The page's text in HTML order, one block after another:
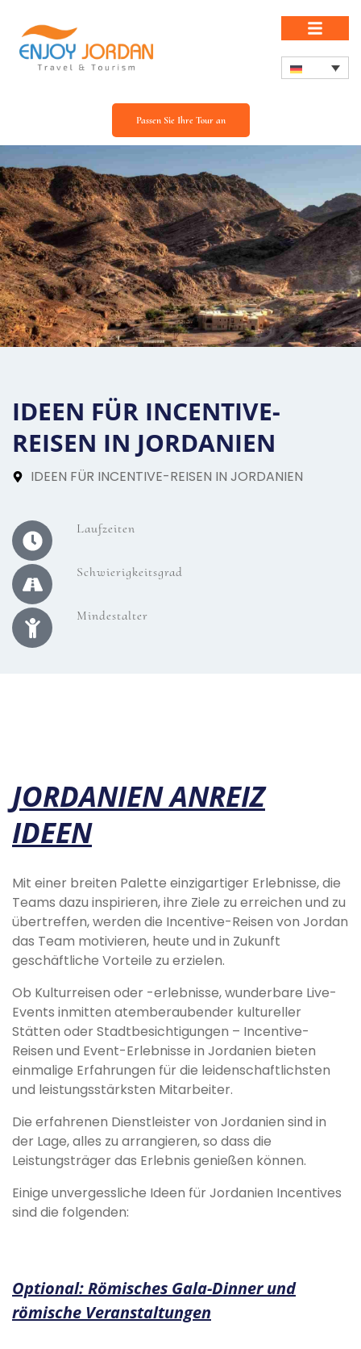
Passen Sie Ihre Tour an
IDEEN FÜR INCENTIVE-
REISEN IN JORDANIEN
IDEEN FÜR INCENTIVE-REISEN IN JORDANIEN
Laufzeiten
Schwierigkeitsgrad
Mindestalter
JORDANIEN ANREIZ
IDEEN
Mit einer breiten Palette einzigartiger Erlebnisse, die
Teams dazu inspirieren, ihre Ziele zu erreichen und zu
übertreffen, werden die Incentive-Reisen von Jordan
das Team motivieren, heute und in Zukunft
geschäftliche Vorteile zu erzielen.
Ob Kulturreisen oder -erlebnisse, wunderbare Live-
Events inmitten atemberaubender kultureller
Stätten oder Stadtbesichtigungen – Incentive-
Reisen und Event-Erlebnisse in Jordanien bieten
einmalige Erfahrungen für die leidenschaftlichsten
und leistungsstärksten Mitarbeiter.
Die erfahrenen Dienstleister von Jordanien sind in
der Lage, alles zu arrangieren, so dass die
Leistungsträger das Erlebnis genießen können.
Einige unvergessliche Ideen für Jordanien Incentives
sind die folgenden:
Optional: Römisches Gala-Dinner und
römische Veranstaltungen